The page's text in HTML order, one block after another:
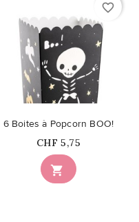
favorite_border

6 Boites à Popcorn BOO!
Prix
CHF 5,75